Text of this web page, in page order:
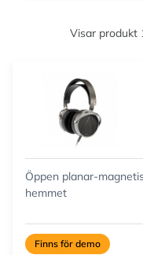
Visar produkt
Öppen planar-
hemmet
Finns för demo